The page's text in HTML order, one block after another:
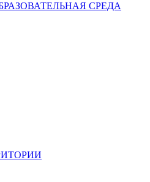
СРЕДА